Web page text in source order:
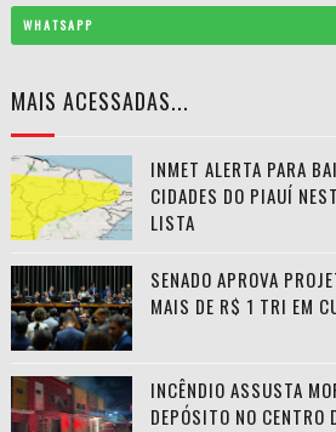
WHATSAPP
MAIS ACESSADAS...
INMET ALERTA PARA
CIDADES DO PIAUÍ
LISTA
SENADO APROVA
MAIS DE R$ 1 TRI EM
INCÊNDIO ASSUSTA
DEPÓSITO NO CENTRO